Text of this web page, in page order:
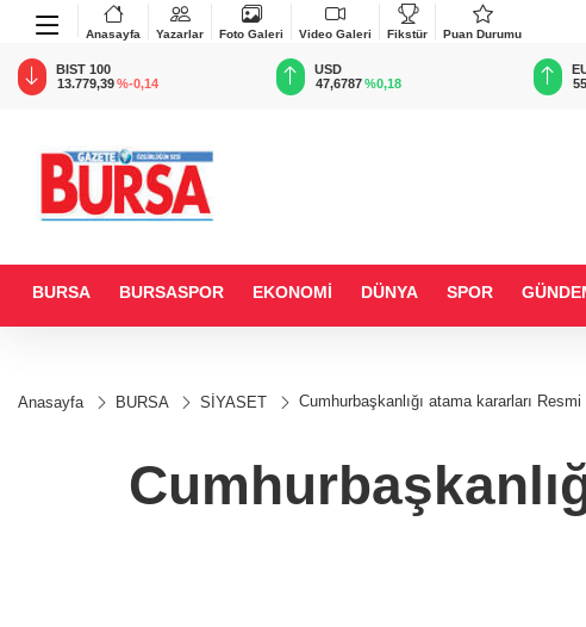
Anasayfa Yazarlar Foto Galeri Video Galeri Fikstür Puan Durumu
BIST 100
13.779,39%-0,14
USD
47,6787 %0,18
BURSA BURSASPOR EKONOMİ DÜNYA SPOR
Anasayfa BURSA SİYASET Cumhurbaşkanlığı atama kararları